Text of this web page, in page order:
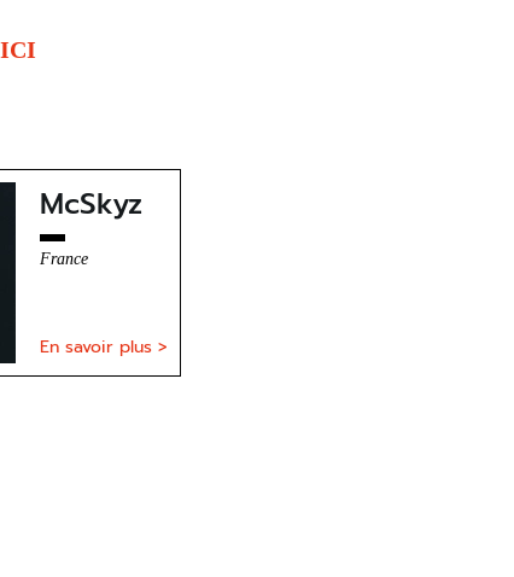
McSkyz
France
En savoir plus >